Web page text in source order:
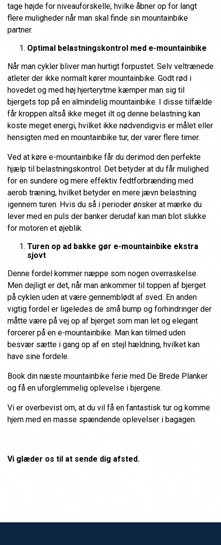
tage højde for niveauforskelle, hvilke åbner op for langt
flere muligheder når man skal finde sin mountainbike
partner.
Optimal belastningskontrol med e-mountainbike
Når man cykler bliver man hurtigt forpustet. Selv veltrænede
atleter der ikke normalt kører mountainbike. Godt rød i
hovedet og med høj hjerterytme kæmper man sig til
bjergets top på en almindelig mountainbike. I disse tilfælde
får kroppen altså ikke meget ilt og denne belastning kan
koste meget energi, hvilket ikke nødvendigvis er målet eller
hensigten med en mountainbike tur, der varer flere timer.
Ved at køre e-mountainbike får du derimod den perfekte
hjælp til belastningskontrol. Det betyder at du får mulighed
for en sundere og mere effektiv fedtforbrænding med
aerob træning, hvilket betyder en mere jævn belastning
igennem turen. Hvis du så i perioder ønsker at mærke du
lever med en puls der banker derudaf kan man blot slukke
for motoren et øjeblik.
Turen op ad bakke gør e-mountainbike ekstra
sjovt
Denne fordel kommer næppe som nogen overraskelse.
Men dejligt er det, når man ankommer til toppen af bjerget
på cyklen uden at være gennemblødt af sved. En anden
vigtig fordel er ligeledes de små bump og forhindringer der
måtte være på vej op af bjerget som man let og elegant
forcerer på en e-mountainbike. Man kan tilmed uden
besvær sætte i gang op af en stejl hældning, hvilket kan
have sine fordele.
Book din næste mountainbike ferie med De Brede Planker
og få en uforglemmelig oplevelse i bjergene.
Vi er overbevist om, at du vil få en fantastisk tur og komme
hjem med en masse spændende oplevelser i bagagen.
Vi glæder os til at sende dig afsted.